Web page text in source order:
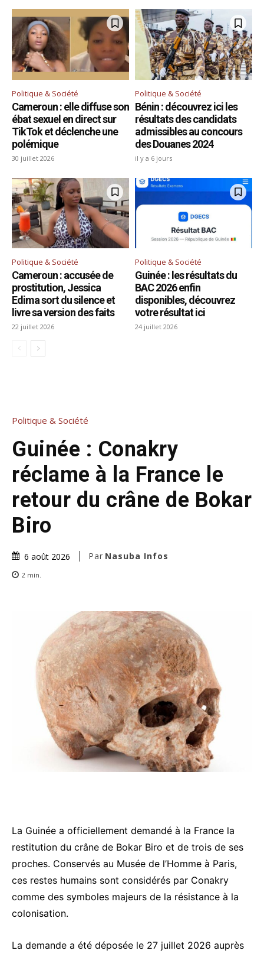
Politique & Société
Cameroun : elle diffuse son
ébat sexuel en direct sur
TikTok et déclenche une
polémique
30 juillet 2026
Politique & Société
Bénin : découvrez ici les
résultats des candidats
admissibles au concours
des Douanes 2024
il y a 6 jours
Politique & Société
Cameroun : accusée de
prostitution, Jessica
Edima sort du silence et
livre sa version des faits
22 juillet 2026
Politique & Société
Guinée : les résultats du
BAC 2026 enfin
disponibles, découvrez
votre résultat ici
24 juillet 2026